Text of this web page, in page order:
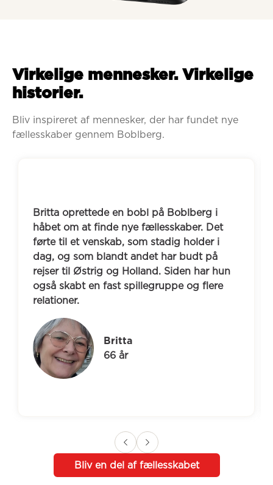
Virkelige mennesker. Virkelige
historier.
Bliv inspireret af mennesker, der har fundet nye
fællesskaber gennem Boblberg.
Britta oprettede en bobl på Boblberg i
håbet om at finde nye fællesskaber. Det
førte til et venskab, som stadig holder i
dag, og som blandt andet har budt på
rejser til Østrig og Holland. Siden har hun
også skabt en fast spillegruppe og flere
relationer.
Britta
66 år
Bliv en del af fællesskabet